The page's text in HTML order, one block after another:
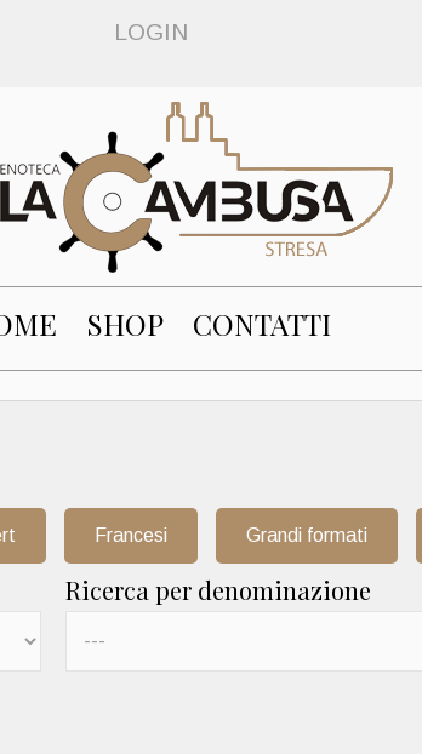
LOGIN
SHOP CONTATTI
Francesi Grandi formati
Ricerca per denominazione